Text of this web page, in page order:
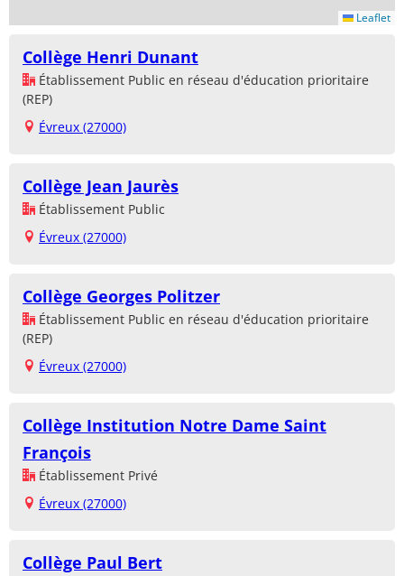
Leaflet
Collège Henri Dunant
Établissement Public en réseau d'éducation prioritaire
(REP)
Évreux (27000)
Collège Jean Jaurès
Établissement Public
Évreux (27000)
Collège Georges Politzer
Établissement Public en réseau d'éducation prioritaire
(REP)
Évreux (27000)
Collège Institution Notre Dame Saint
François
Établissement Privé
Évreux (27000)
Collège Paul Bert